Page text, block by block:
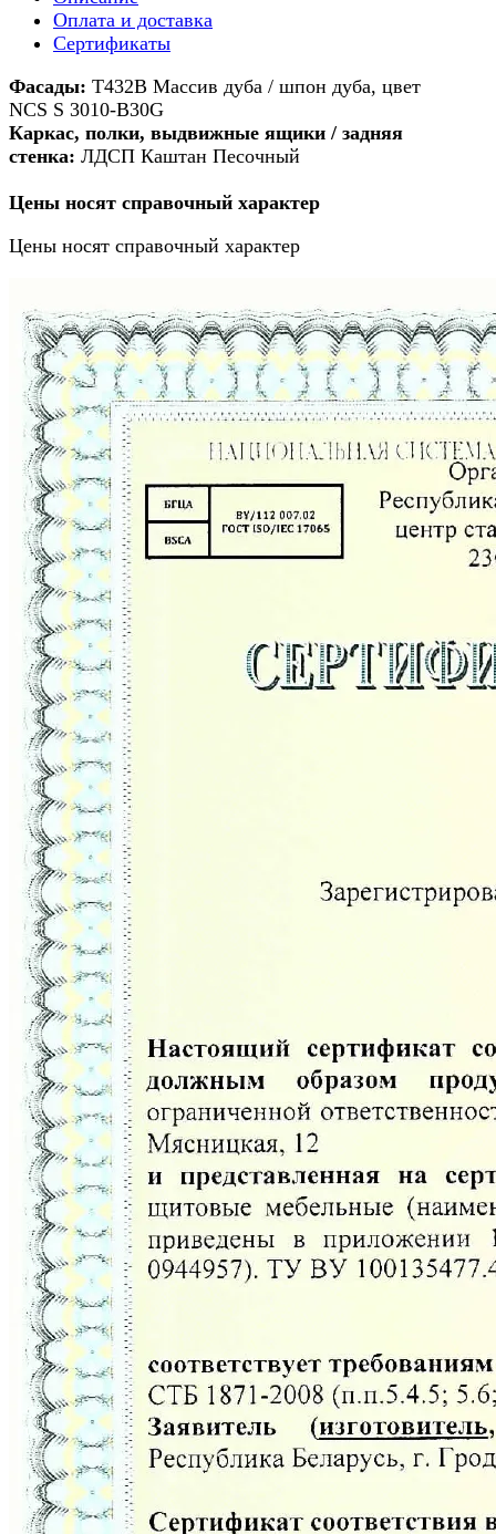
Оплата и доставка
Сертификаты
Фасады: Т432В Массив дуба / шпон дуба, цвет
NCS S 3010-B30G
Каркас, полки, выдвижные ящики / задняя
стенка: ЛДСП Каштан Песочный
Цены носят справочный характер
Цены носят справочный характер